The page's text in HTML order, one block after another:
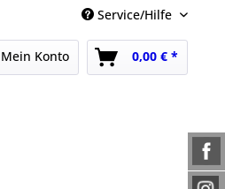
Service/Hilfe
Mein Konto 0,00 € *